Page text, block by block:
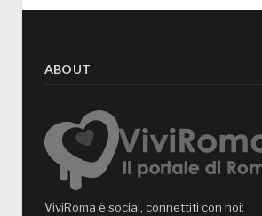
ABOUT
ViviRoma è social, connettiti con noi: